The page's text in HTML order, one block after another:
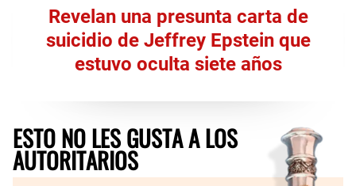
Revelan una presunta carta de
suicidio de Jeffrey Epstein que
estuvo oculta siete años
ESTO NO LES GUSTA A LOS
AUTORITARIOS